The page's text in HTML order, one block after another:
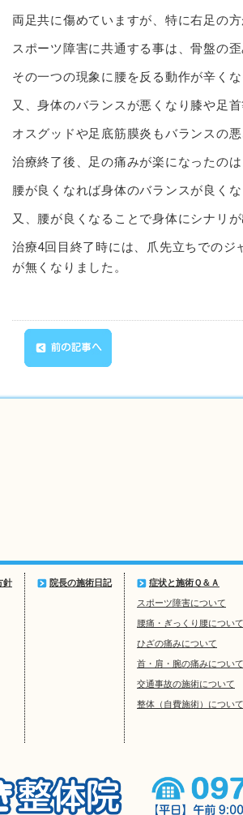
両足共に傷めていますが、特に右足の方
スポーツ障害に共通する事は、骨盤の歪
その一つの現象に腰を反る動作が辛くな
又、身体のバランスが悪くなり膝や足
オスグッドや足底筋膜炎もバランスの悪
治療終了後、足の痛みが楽になったの
腰が良くなれば身体のバランスが良く
又、腰が良くなることで身体にシナリ
治療4回目終了時には、爪先立ちでの
が無くなりました。
針 院長の施術日記
症状と施術Ｑ＆Ａ
スポーツ障害について
腰痛・ぎっくり腰について
ひざの痛みについて
首・肩・腕の痛みについて
交通事故の施術について
整体（自費施術）について